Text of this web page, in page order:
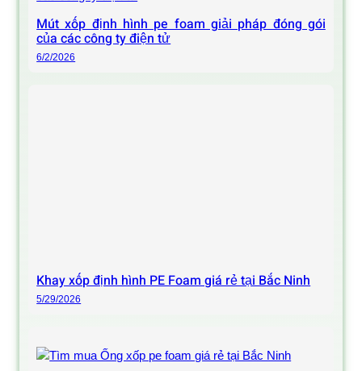
Mút xốp định hình pe foam giải pháp đóng gói
của các công ty điện tử
6/2/2026
Khay xốp định hình PE Foam giá rẻ tại Bắc Ninh
5/29/2026